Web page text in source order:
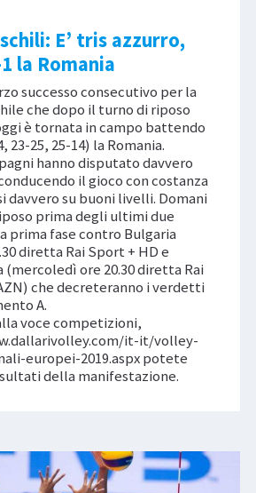
E’ tris azzurro,
la Romania
successo consecutivo per la
che dopo il turno di riposo
è tornata in campo battendo
23-25, 25-14) la Romania.
hanno disputato davvero
il gioco con costanza
davvero su buoni livelli. Domani
prima degli ultimi due
prima fase contro Bulgaria
diretta Rai Sport + HD e
(mercoledì ore 20.30 diretta Rai
che decreteranno i verdetti
A.
voce competizioni,
it-it/volley-
europei-2019.aspx potete
della manifestazione.